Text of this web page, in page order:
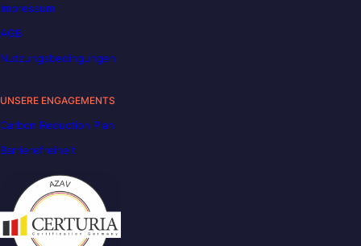
Impressum
AGB
Nutzungsbedingungen
UNSERE ENGAGEMENTS
Carbon Reduction Plan
Barrierefreiheit